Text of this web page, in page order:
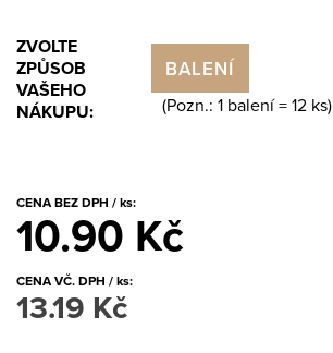
ZVOLTE
ZPŮSOB
VAŠEHO
NÁKUPU:
BALENÍ
(Pozn.: 1 balení = 12ks)
CENA BEZ DPH / ks:
10.90 Kč
CENA VČ. DPH / ks:
13.19 Kč